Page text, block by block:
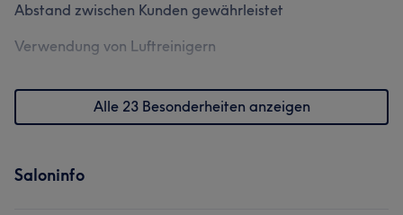
Abstand zwischen Kunden gewährleistet
Verwendung von Luftreinigern
Alle 23 Besonderheiten anzeigen
Saloninfo